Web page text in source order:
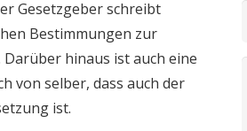
Gesetzgeber schreibt
Bestimmungen zur
hinaus ist auch eine
von selber, dass auch der
ist.